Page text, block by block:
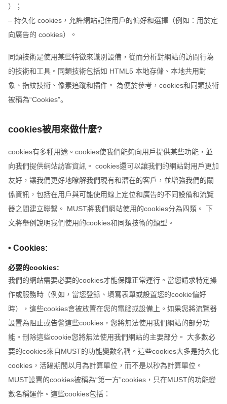
）；
– 持久化 cookies，允許網站記住用戶的偏好和選擇（例如：用於定
向廣告的 cookies）。
同類技術是使用某些特徵來識別設備，從而分析對網站的訪問行為
的技術和工具。同類技術包括如 HTML5 本地存儲、本地共用對
象、指紋技術、像素追蹤和插件。 為便於參考，cookies和同類技術
被稱為“Cookies”。
cookies被用來做什麼?
cookies有多種用途。cookies使我們能夠向用戶提供某些功能，並
向我們提供網站訪客資訊。 cookies還可以讓我們的網站對用戶更加
友好，讓我們更好地瞭解我們現有和潛在的客戶，並增強我們的關
係資訊，包括在用戶與可能使用線上定位和廣告的不同設備和流覽
器之間建立聯繫。 MUST將我們網站使用的cookies分為四類。 下
文將舉例說明我們使用的cookies和同類技術的類型。
• Cookies:
必要的cookies:
我們的網站需要必要的cookies才能保障正常運行。當您請求特定操
作或服務時（例如，當您登錄、填寫表單或設置您的cookie偏好
時），這些cookies會被放置在您的電腦或設備上。如果您將流覽器
設置為阻止或告警這些cookies，您將無法使用我們網站的部分功
能。刪除這些cookie您將無法使用我們網站的主要部分。 大多數必
要的cookies來自MUST的功能變數名稱。這些cookies大多是持久化
cookies，活躍期間以月為計算單位，而不是以秒為計算單位。
MUST設置的cookies被稱為“第一方”cookies，只在MUST的功能變
數名稱運作。這些cookies包括：